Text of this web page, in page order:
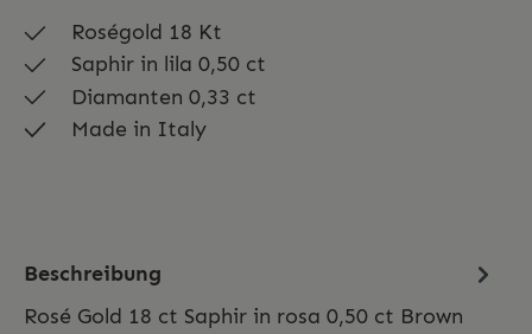
Roségold 18 Kt
Saphir in lila 0,50 ct
Diamanten 0,33 ct
Made in Italy
Beschreibung
Rosé Gold 18 ct Saphir in rosa 0,50 ct Brown